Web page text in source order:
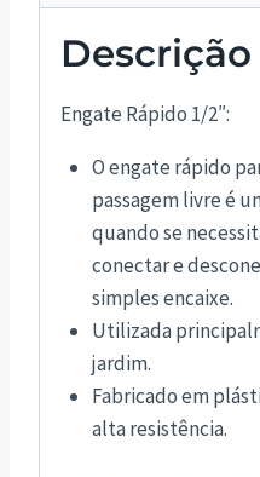
Descrição
Engate Rápido 1/2″:
O engate rápido
passagem livre é
quando se
conectar e
simples encaixe.
Utilizada
jardim.
Fabricado em
alta resistência.